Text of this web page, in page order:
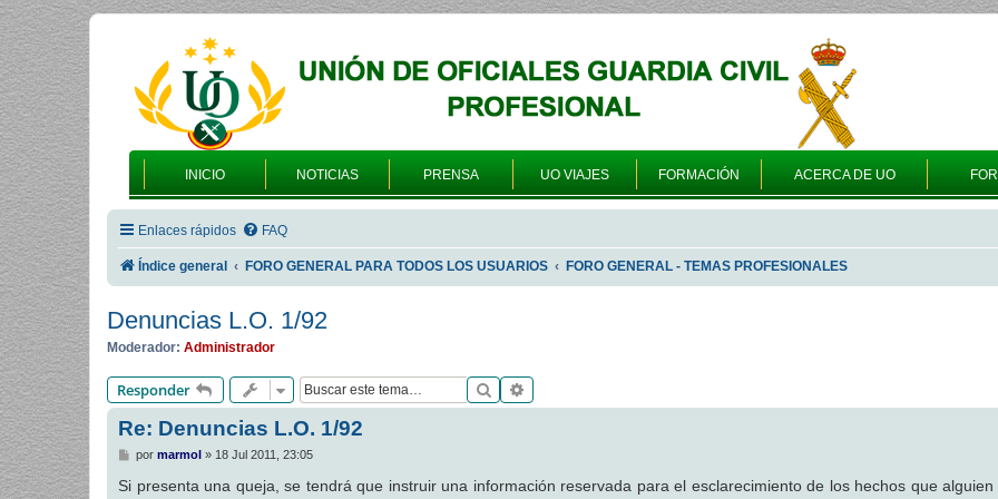
INICIO NOTICIAS PRENSA UO VIAJES FORMACIÓN ACERCA DE UO
Enlaces rápidos FAQ
Índice general FORO GENERAL PARA TODOS LOS USUARIOS FORO GENERAL - TEMAS PROFESIONALES
Denuncias L.O. 1/92
Moderador: Administrador
Responder Buscar
Re: Denuncias L.O. 1/92
M
n
por marmol» 18 Jul 2011, 23:05
Si presenta una queja, se tendrá que instruir una información reservada para el esclarecimiento de los hechos que alguien